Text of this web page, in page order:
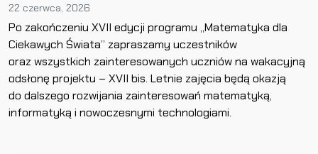
22 czerwca, 2026
Po zakończeniu XVII edycji programu „Matematyka dla
Ciekawych Świata” zapraszamy uczestników
oraz wszystkich zainteresowanych uczniów na wakacyjną
odsłonę projektu – XVII bis. Letnie zajęcia będą okazją
do dalszego rozwijania zainteresowań matematyką,
informatyką i nowoczesnymi technologiami.